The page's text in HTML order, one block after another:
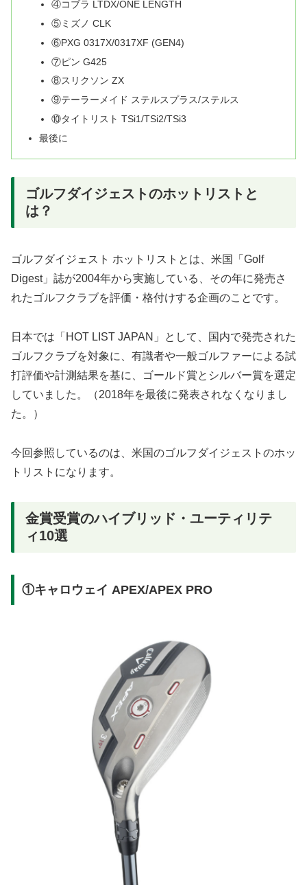
④コブラ LTDX/ONE LENGTH
⑤ミズノ CLK
⑥PXG 0317X/0317XF (GEN4)
⑦ピン G425
⑧スリクソン ZX
⑨テーラーメイド ステルスプラス/ステルス
⑩タイトリスト TSi1/TSi2/TSi3
最後に
ゴルフダイジェストのホットリストと
は？
ゴルフダイジェスト ホットリストとは、米国「Golf
Digest」誌が2004年から実施している、その年に発売さ
れたゴルフクラブを評価・格付けする企画のことです。
日本では「HOT LIST JAPAN」として、国内で発売された
ゴルフクラブを対象に、有識者や一般ゴルファーによる試
打評価や計測結果を基に、ゴールド賞とシルバー賞を選定
していました。（2018年を最後に発表されなくなりまし
た。）
今回参照しているのは、米国のゴルフダイジェストのホッ
トリストになります。
金賞受賞のハイブリッド・ユーティリテ
ィ10選
①キャロウェイ APEX/APEX PRO